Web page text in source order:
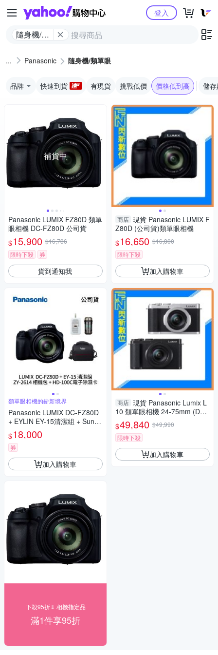
Yahoo購物中心
隨身機/類
登入
Panasonic 隨身機/類單眼
品牌 快速到貨 有現貨 挑戰低價 價格低到高 儲
補貨中
Panasonic LUMIX FZ80D 類單
眼相機 DC-FZ80D 公司貨
$15,900 $16,736
限時下殺
券
貨到通知我
類單眼相機的嶄新境界
Panasonic LUMIX DC-FZ80D
+ EYLIN EY-15清潔組 + SunLi
ght ZY-2614相機包 + EirMai 銳
瑪 HD-100C電子除濕卡 FZ80
D (公司貨)
$18,000
券
加入購物車
下殺95折⇓ 相機指定品
滿1件享95折
商店 現貨 Panasonic LUMIX F
Z80D (公司貨)類單眼相機
$16,650 $16,800
限時下殺
加入購物車
商店 現貨 Panasonic Lumix L
10 類單眼相機 24-75mm (DC-
L10,公司貨)
$49,840 $49,990
限時下殺
加入購物車